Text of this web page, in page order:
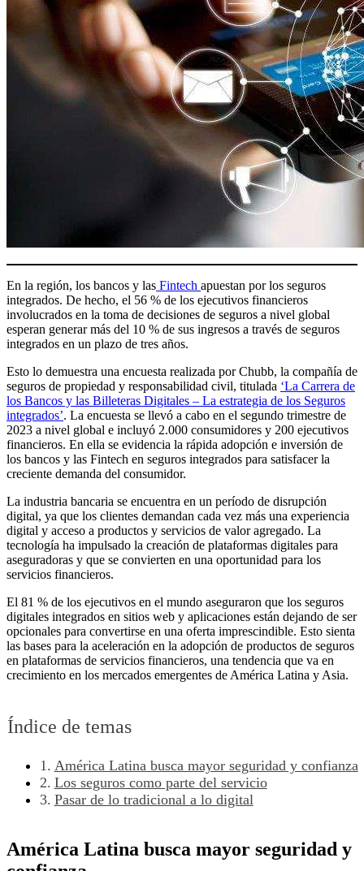
En la región, los bancos y las Fintech apuestan por los seguros
integrados. De hecho, el 56 % de los ejecutivos financieros
involucrados en la toma de decisiones de seguros a nivel global
esperan generar más del 10 % de sus ingresos a través de seguros
integrados en un plazo de tres años.
Esto lo demuestra una encuesta realizada por Chubb, la compañía de
seguros de propiedad y responsabilidad civil, titulada ‘La Carrera de
los Bancos y las Billeteras Digitales – La estrategia de los Seguros
integrados’. La encuesta se llevó a cabo en el segundo trimestre de
2023 a nivel global e incluyó 2.000 consumidores y 200 ejecutivos
financieros. En ella se evidencia la rápida adopción e inversión de
los bancos y las Fintech en seguros integrados para satisfacer la
creciente demanda del consumidor.
La industria bancaria se encuentra en un período de disrupción
digital, ya que los clientes demandan cada vez más una experiencia
digital y acceso a productos y servicios de valor agregado. La
tecnología ha impulsado la creación de plataformas digitales para
aseguradoras y que se convierten en una oportunidad para los
servicios financieros.
El 81 % de los ejecutivos en el mundo aseguraron que los seguros
digitales integrados en sitios web y aplicaciones están dejando de ser
opcionales para convertirse en una oferta imprescindible. Esto sienta
las bases para la aceleración en la adopción de productos de seguros
en plataformas de servicios financieros, una tendencia que va en
crecimiento en los mercados emergentes de América Latina y Asia.
Índice de temas
América Latina busca mayor seguridad y confianza
Los seguros como parte del servicio
Pasar de lo tradicional a lo digital
América Latina busca mayor seguridad y